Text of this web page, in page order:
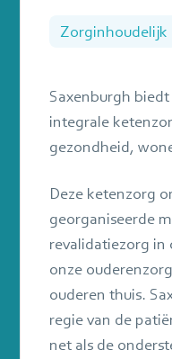
Zorginhoudelijk
Saxenburgh
integrale
gezondheid,
Deze ketenzorg
georganiseerde
revalidatiezorg in
onze
ouderen thuis.
regie van de
net als de